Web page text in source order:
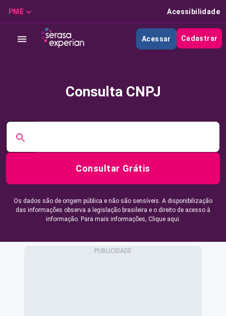
PME Acessibilidade
Acessar Cadastrar
Consulta CNPJ
Consultar Grátis
Os dados são de origem pública e não são sensíveis. A disponibilização
das informações observa a legislação brasileira e o direito de acesso à
informação. Para mais informações, Clique aqui.